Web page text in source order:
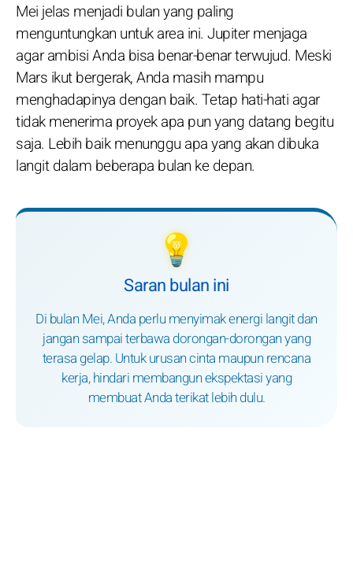
Mei jelas menjadi bulan yang paling
menguntungkan untuk area ini. Jupiter menjaga
agar ambisi Anda bisa benar-benar terwujud. Meski
Mars ikut bergerak, Anda masih mampu
menghadapinya dengan baik. Tetap hati-hati agar
tidak menerima proyek apa pun yang datang begitu
saja. Lebih baik menunggu apa yang akan dibuka
langit dalam beberapa bulan ke depan.
💡
Saran bulan ini
Di bulan Mei, Anda perlu menyimak energi langit dan
jangan sampai terbawa dorongan-dorongan yang
terasa gelap. Untuk urusan cinta maupun rencana
kerja, hindari membangun ekspektasi yang
membuat Anda terikat lebih dulu.